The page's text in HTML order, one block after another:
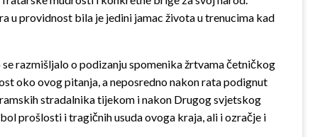
u providnost bila je jedini jamac života u trenucima kad
razmišljalo o podizanju spomenika žrtvama četničkog
oko ovog pitanja, a neposredno nakon rata podignut
stradalnika tijekom i nakon Drugog svjetskog
prošlosti i tragičnih usuda ovoga kraja, ali i ozračje i